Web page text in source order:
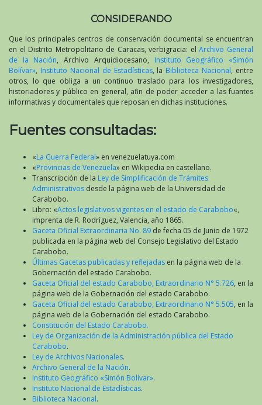
CONSIDERANDO
Que los principales centros de conservación documental se encuentran
en el Distrito Metropolitano de Caracas, verbigracia: elArchivo General
de la Nación, Archivo Arquidiocesano, Instituto Geográfico «Simón
Bolívar», Instituto Nacional de Estadísticas, la Biblioteca Nacional, entre
otros, lo que obliga a un continuo traslado para los investigadores,
historiadores y público en general, afin de poder acceder a las fuantes
informativas y documentales que reposan en dichas instituciones.
Fuentes consultadas:
«La Guerra Federal» en venezuelatuya.com
«Provincias de Venezuela» en Wikipedia en castellano.
Transcripción de la Ley de Simplificación de Trámites
Administrativos desde la página web de la Universidad de
Carabobo.
Libro: «Actos legislativos vigentes en el estado de Carabobo«,
imprenta de R. Rodríguez, Valencia, año 1865.
Gaceta Oficial Extraordinaria No. 89 de fecha 05 de Junio de 1972
publicada en la página web del Consejo Legislativo del Estado
Carabobo.
Últimas Gacetas publicadas y reflejadas en la página web de la
Gobernación del estado Carabobo.
Gaceta Oficial del estado Carabobo, Extraordinario N° 5.726, en la
página web de la Gobernación del estado Carabobo.
Gaceta Oficial del estado Carabobo, Extraordinario N° 5.505, en la
página web de la Gobernación del estado Carabobo.
Constitución del Estado Carabobo.
Ley de Organización de la Administración pública del Estado
Carabobo.
Ley de Archivos Nacionales.
Archivo General de la Nación.
Instituto Geográfico «Simón Bolívar».
Instituto Nacional de Estadísticas.
Biblioteca Nacional.